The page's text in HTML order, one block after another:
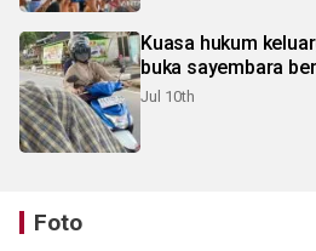
Kuasa hukum
buka sayembara
Jul 10th
Foto